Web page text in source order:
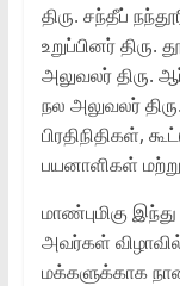
திரு. சந்தீப்
உறுப்பினர்
அலுவலர் திரு.
நல அலுவலர்
பிரதிநிதிகள்,
பயனாளிகள்
மாண்புமிகு
அவர்கள்
மக்களுக்காக